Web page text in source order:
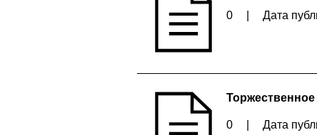
0 Дата
0 Дата